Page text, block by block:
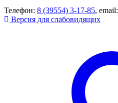
Телефон: 8 (39554) 3-17-85, email:
Версия для слабовидящих